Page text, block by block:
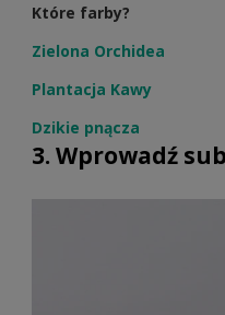
Które farby?
Zielona Orchidea
Plantacja Kawy
Dzikie pnącza
3. Wprowadź